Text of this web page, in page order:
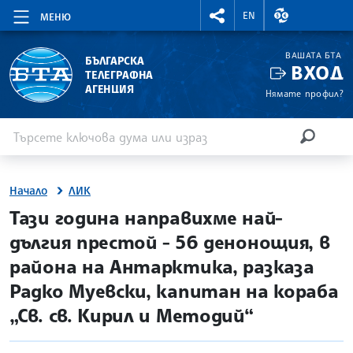
МЕНЮ
RIGHTMENU.SOCIAL
EN
ВАЛУТНИ
БЪЛГАРСКА
ТЕЛЕГРАФНА
АГЕНЦИЯ
ВАШАТА БТА
ВХОД
Нямате профил?
Начало ЛИК
site.bta
Тази година направихме най-
дългия престой - 56 денонощия, в
района на Антарктика, разказа
Радко Муевски, капитан на кораба
„Св. св. Кирил и Методий“